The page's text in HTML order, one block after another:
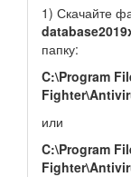
1) Скачайте
папку:
C:\Program
или
C:\Program